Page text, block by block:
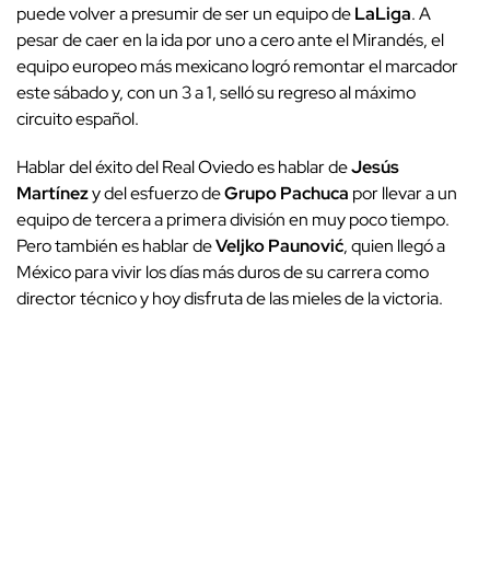
puede volver a presumir de ser un equipo deLaLiga. A
pesar de caer en la ida por uno a cero ante el Mirandés, el
equipo europeo más mexicano logró remontar el marcador
este sábado y, con un 3 a 1, selló su regreso al máximo
circuito español.
Hablar del éxito del Real Oviedo es hablar deJesús
Martínezy del esfuerzo deGrupo Pachuca por llevar a un
equipo de tercera a primera división en muy poco tiempo.
Pero también es hablar deVeljko Paunović, quien llegó a
México para vivir los días más duros de su carrera como
director técnico y hoy disfruta de las mieles de la victoria.